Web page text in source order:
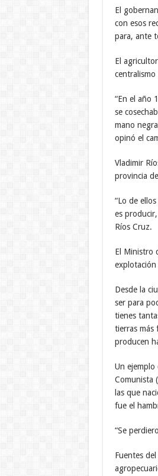
El
con esos
para, ante
El
“En el año
se
mano
opinó el
Vladimir
provincia
“Lo de
es
Ríos Cruz.
El Ministro
explotación
Desde la
ser para
tienes
tierras más
producen
Un
Comunista
las que
fue el
“Se
Fuentes